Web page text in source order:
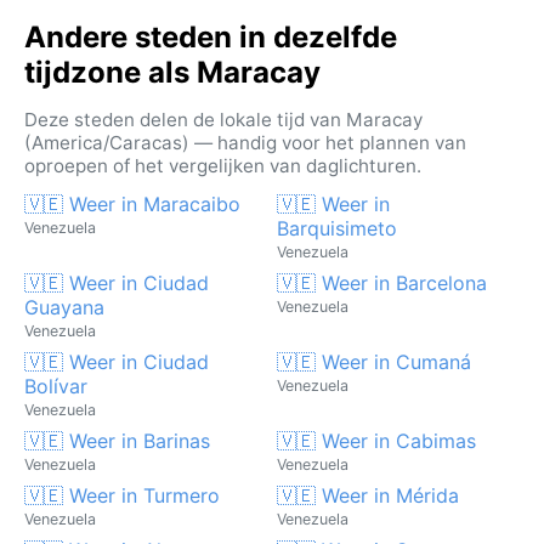
Andere steden in dezelfde
tijdzone als Maracay
Deze steden delen de lokale tijd van Maracay
(America/Caracas) — handig voor het plannen van
oproepen of het vergelijken van daglichturen.
🇻🇪 Weer in Maracaibo
Venezuela
🇻🇪 Weer in
Barquisimeto
Venezuela
🇻🇪 Weer in Ciudad
Guayana
Venezuela
🇻🇪 Weer in Barcelona
Venezuela
🇻🇪 Weer in Ciudad
Bolívar
Venezuela
🇻🇪 Weer in Cumaná
Venezuela
🇻🇪 Weer in Barinas
Venezuela
🇻🇪 Weer in Cabimas
Venezuela
🇻🇪 Weer in Turmero
Venezuela
🇻🇪 Weer in Mérida
Venezuela